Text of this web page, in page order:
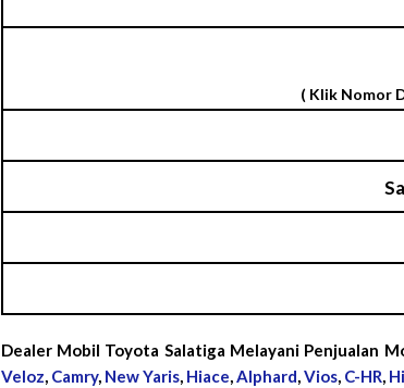
( Klik Nomor
Dealer Mobil Toyota Salatiga Melayani Penjualan
Veloz, Camry, New Yaris, Hiace,Alphard,Vios, C-HR,